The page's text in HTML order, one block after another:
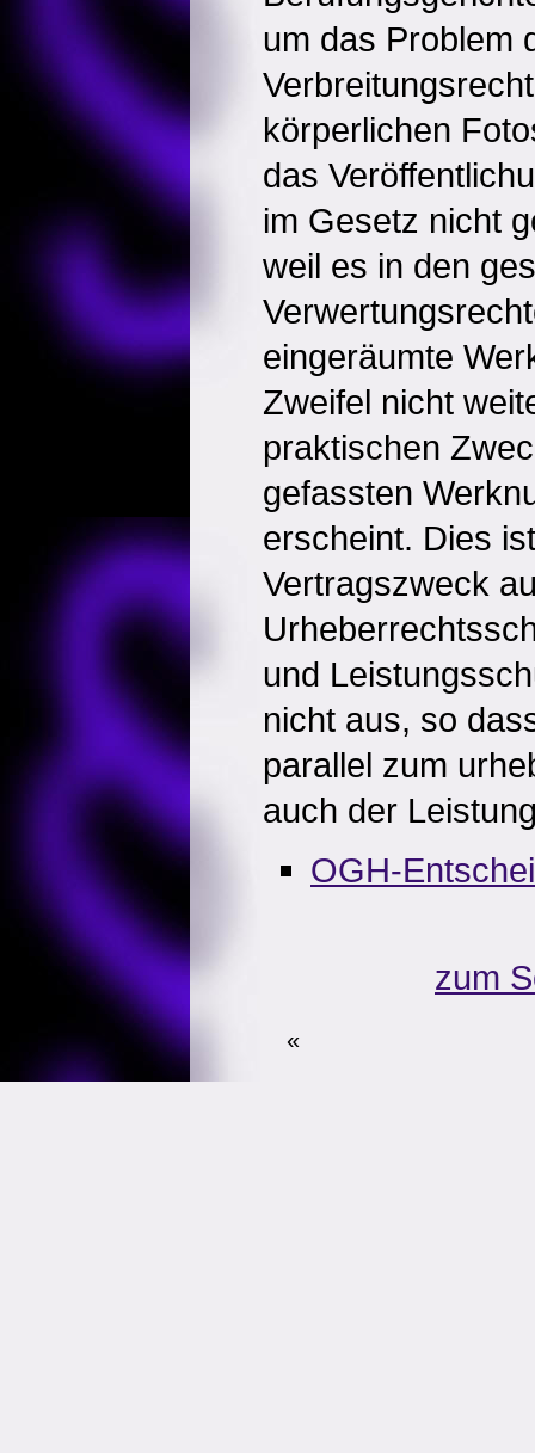
um das Problem
körperlichen
das
im Gesetz nicht
weil es in den
eingeräumte
Zweifel nicht
praktischen
gefassten
erscheint. Dies
Vertragszweck
und
nicht aus, so
parallel zum
auch der
OGH-
zum
«